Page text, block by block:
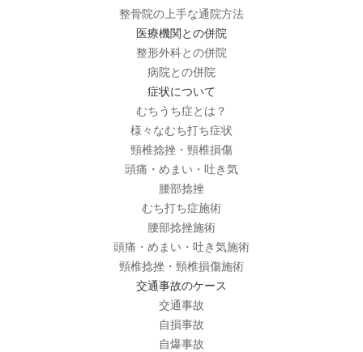
整骨院の上手な通院方法
医療機関との併院
整形外科との併院
病院との併院
症状について
むちうち症とは？
様々なむち打ち症状
頸椎捻挫・頸椎損傷
頭痛・めまい・吐き気
腰部捻挫
むち打ち症施術
腰部捻挫施術
頭痛・めまい・吐き気施術
頸椎捻挫・頸椎損傷施術
交通事故のケース
交通事故
自損事故
自爆事故